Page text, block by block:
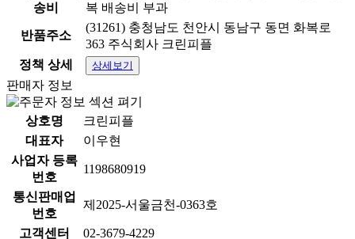
송비
복 배송비 부과
반품주소
(31261) 충청남도 천안시 동남구 동면 화복로
363 주식회사 크린피플
정책 상세
상세보기
판매자 정보
상호명
크린피플
대표자
이우현
사업자 등록
번호
1198680919
통신판매업
번호
제2025-서울금천-0363호
고객센터
02-3679-4229